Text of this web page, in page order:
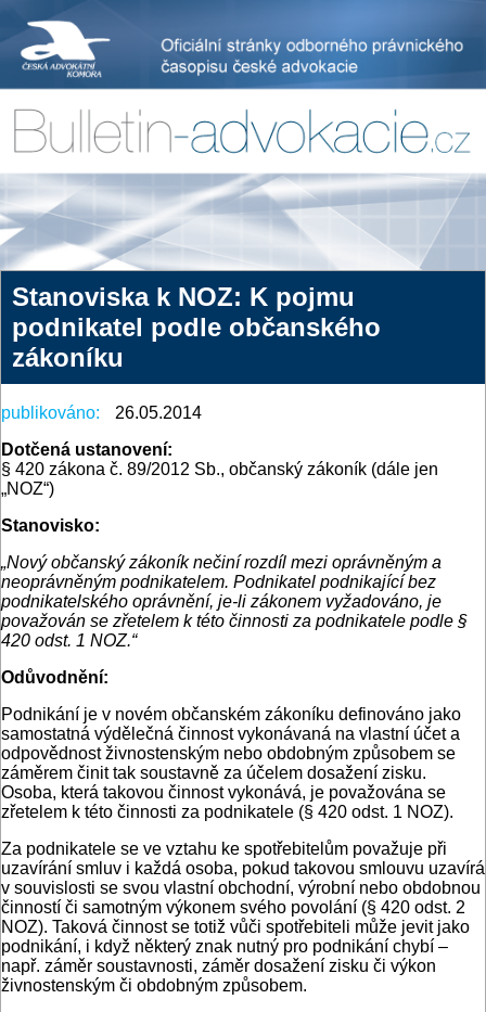
Stanoviska k NOZ: K pojmu
podnikatel podle občanského
zákoníku
publikováno:
26.05.2014
Dotčená ustanovení:
§ 420 zákona č. 89/2012 Sb., občanský zákoník (dále jen
„NOZ“)
Stanovisko:
„Nový občanský zákoník nečiní rozdíl mezi oprávněným a
neoprávněným podnikatelem. Podnikatel podnikající bez
podnikatelského oprávnění, je-li zákonem vyžadováno, je
považován se zřetelem k této činnosti za podnikatele podle §
420 odst. 1 NOZ.“
Odůvodnění:
Podnikání je v novém občanském zákoníku definováno jako
samostatná výdělečná činnost vykonávaná na vlastní účet a
odpovědnost živnostenským nebo obdobným způsobem se
záměrem činit tak soustavně za účelem dosažení zisku.
Osoba, která takovou činnost vykonává, je považována se
zřetelem k této činnosti za podnikatele (§ 420 odst. 1 NOZ).
Za podnikatele se ve vztahu ke spotřebitelům považuje při
uzavírání smluv i každá osoba, pokud takovou smlouvu uzavírá
v souvislosti se svou vlastní obchodní, výrobní nebo obdobnou
činností či samotným výkonem svého povolání (§ 420 odst. 2
NOZ). Taková činnost se totiž vůči spotřebiteli může jevit jako
podnikání, i když některý znak nutný pro podnikání chybí –
např. záměr soustavnosti, záměr dosažení zisku či výkon
živnostenským či obdobným způsobem.